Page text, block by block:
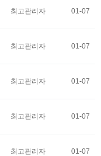
최고관리자 01-07
최고관리자 01-07
최고관리자 01-07
최고관리자 01-07
최고관리자 01-07